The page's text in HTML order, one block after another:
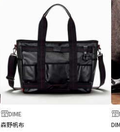
DIME
森野帆布